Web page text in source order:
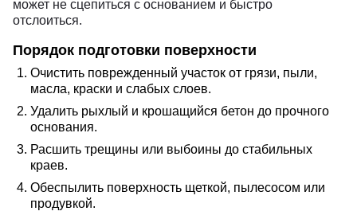
может не сцепиться с основанием и быстро
отслоиться.
Порядок подготовки поверхности
Очистить поврежденный участок от грязи, пыли,
масла, краски и слабых слоев.
Удалить рыхлый и крошащийся бетон до прочного
основания.
Расшить трещины или выбоины до стабильных
краев.
Обеспылить поверхность щеткой, пылесосом или
продувкой.